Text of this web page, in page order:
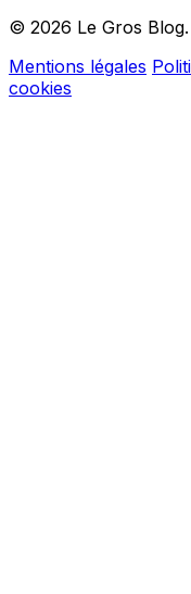
© 2026 Le Gros
Mentions légales
cookies